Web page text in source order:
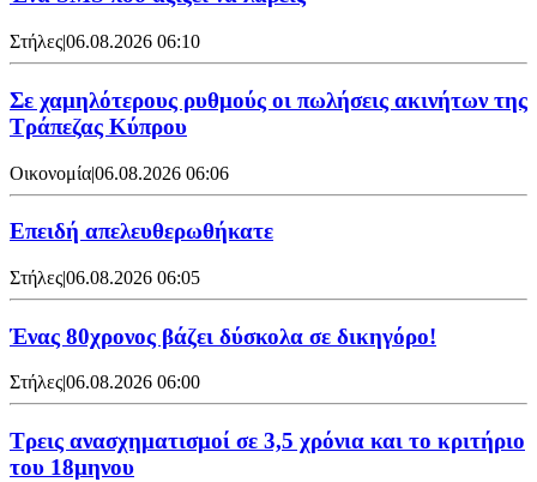
Στήλες|06.08.2026 06:10
Σε χαμηλότερους ρυθμούς οι πωλήσεις ακινήτων της
Τράπεζας Κύπρου
Οικονομία|06.08.2026 06:06
Επειδή απελευθερωθήκατε
Στήλες|06.08.2026 06:05
Ένας 80χρονος βάζει δύσκολα σε δικηγόρο!
Στήλες|06.08.2026 06:00
Τρεις ανασχηματισμοί σε 3,5 χρόνια και το κριτήριο
του 18μηνου